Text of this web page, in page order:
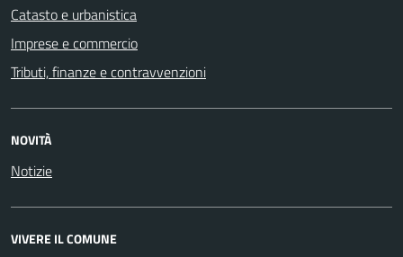
Catasto e urbanistica
Imprese e commercio
Tributi, finanze e contravvenzioni
NOVITÀ
Notizie
VIVERE IL COMUNE